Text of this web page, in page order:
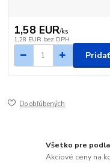
1,58 EUR/ks
1,28 EUR bez DPH
Do obľúbených
Všetko pre
Akciové ceny na